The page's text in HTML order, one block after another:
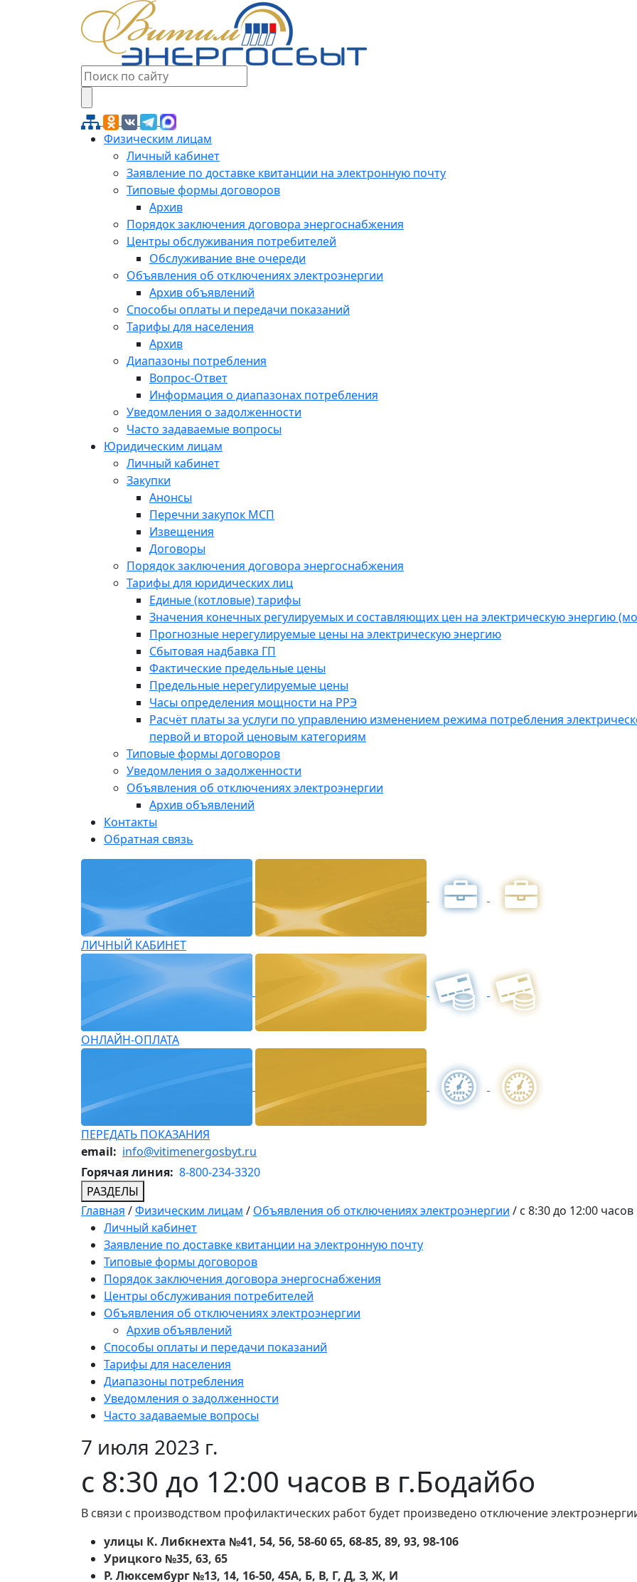
Физическим лицам
Личный кабинет
Заявление по доставке квитанции на электронную почту
Типовые формы договоров
Архив
Порядок заключения договора энергоснабжения
Центры обслуживания потребителей
Обслуживание вне очереди
Объявления об отключениях электроэнергии
Архив объявлений
Способы оплаты и передачи показаний
Тарифы для населения
Архив
Диапазоны потребления
Вопрос-Ответ
Информация о диапазонах потребления
Уведомления о задолженности
Часто задаваемые вопросы
Юридическим лицам
Личный кабинет
Закупки
Анонсы
Перечни закупок МСП
Извещения
Договоры
Порядок заключения договора энергоснабжения
Тарифы для юридических лиц
Единые (котловые) тарифы
Значения конечных регулируемых и составляющих цен на электрическую энергию
Прогнозные нерегулируемые цены на электрическую энергию
Сбытовая надбавка ГП
Фактические предельные цены
Предельные нерегулируемые цены
Часы определения мощности на РРЭ
Расчёт платы за услуги по управлению изменением режима потребления
первой и второй ценовым категориям
Типовые формы договоров
Уведомления о задолженности
Объявления об отключениях электроэнергии
Архив объявлений
Контакты
Обратная связь
ЛИЧНЫЙ КАБИНЕТ
ОНЛАЙН-ОПЛАТА
ПЕРЕДАТЬ ПОКАЗАНИЯ
email: info@vitimenergosbyt.ru
Горячая линия: 8-800-234-3320
РАЗДЕЛЫ
Главная /Физическим лицам / Объявления об отключениях электроэнергии / с 8:30 до 12:00
Личный кабинет
Заявление по доставке квитанции на электронную почту
Типовые формы договоров
Порядок заключения договора энергоснабжения
Центры обслуживания потребителей
Объявления об отключениях электроэнергии
Архив объявлений
Способы оплаты и передачи показаний
Тарифы для населения
Диапазоны потребления
Уведомления о задолженности
Часто задаваемые вопросы
7 июля 2023 г.
с 8:30 до 12:00 часов в г.Бодайбо
В связи с производством профилактических работ будет произведено отключение
улицы К. Либкнехта №41, 54, 56, 58-60 65, 68-85, 89, 93, 98-106
Урицкого №35, 63, 65
Р. Люксембург №13, 14, 16-50, 45А, Б, В, Г, Д, З, Ж, И